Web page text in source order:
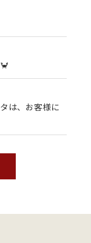
🦀
は、お客様に